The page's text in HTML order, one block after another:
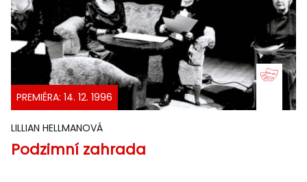
PREMIÉRA: 14. 12. 1996
LILLIAN HELLMANOVÁ
Podzimní zahrada